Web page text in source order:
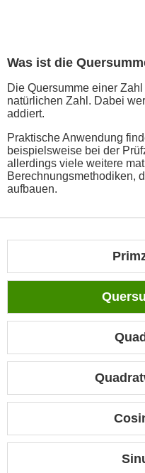
Was ist die
Die Quersumme einer
natürlichen Zahl. Dabei
addiert.
Praktische Anwendung
beispielsweise bei der
allerdings viele weitere
Berechnungsmethodiken,
aufbauen.